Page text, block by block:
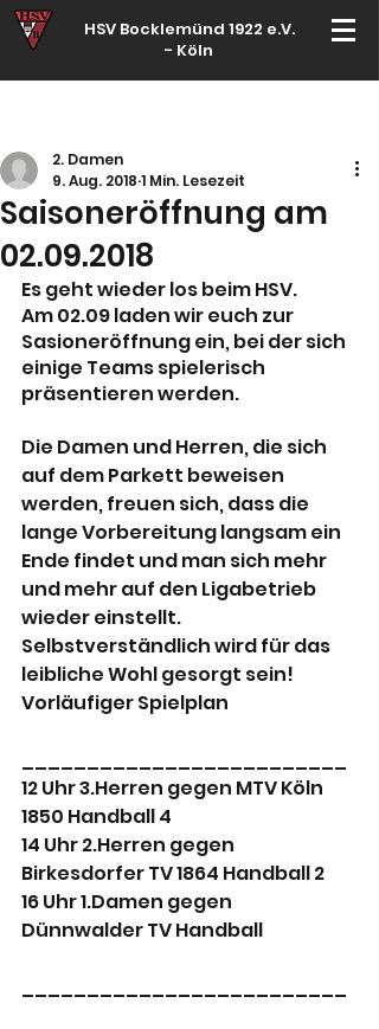
HSV Bocklemünd 1922 e.V.
- Köln
Saisoneröffnung am
02.09.2018
2. Damen
9. Aug. 2018 1 Min. Lesezeit
Es geht wieder los beim HSV.
Am 02.09 laden wir euch zur
Sasioneröffnung ein, bei der sich
einige Teams spielerisch
präsentieren werden.
Die Damen und Herren, die sich
auf dem Parkett beweisen
werden, freuen sich, dass die
lange Vorbereitung langsam ein
Ende findet und man sich mehr
und mehr auf den Ligabetrieb
wieder einstellt.
Selbstverständlich wird für das
leibliche Wohl gesorgt sein!
Vorläufiger Spielplan
12 Uhr 3.Herren gegen MTV Köln
1850 Handball 4
14 Uhr 2.Herren gegen
Birkesdorfer TV 1864 Handball 2
16 Uhr 1.Damen gegen
Dünnwalder TV Handball